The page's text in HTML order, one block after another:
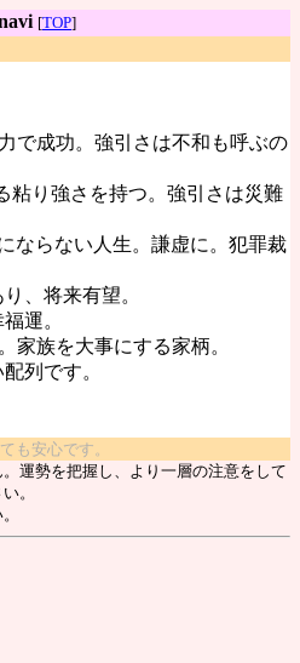
[TOP]
で成功。強引さは不和も呼ぶの
粘り強さを持つ。強引さは災難
ならない人生。謙虚に。犯罪裁
、将来有望。
運。
族を大事にする家柄。
列です。
も安心です。
運勢を把握し、より一層の注意をして
。